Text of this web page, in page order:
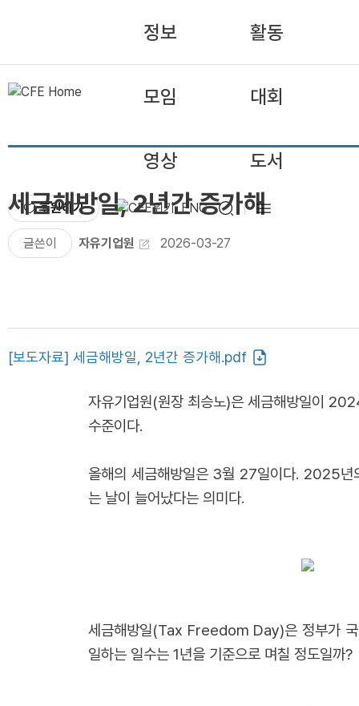
정보 활동
모임 대회
영상 도서
후원하기 ENG
세금해방일, 2년간 증가해
글쓴이 자유기업원 2026-03-27
[보도자료] 세금해방일, 2년간 증가해.pdf
자유기업원(원장 최승노)은 세금해방일이
수준이다.
올해의 세금해방일은 3월 27일이다. 2025년
는 날이 늘어났다는 의미다.
세금해방일(Tax Freedom Day)은 정부가 국
일하는 일수는 1년을 기준으로 며칠 정도일까?